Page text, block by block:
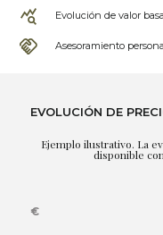
Evolución de valor
Asesoramiento
EVOLUCIÓN DE
Ejemplo ilustrativo. La
disponible